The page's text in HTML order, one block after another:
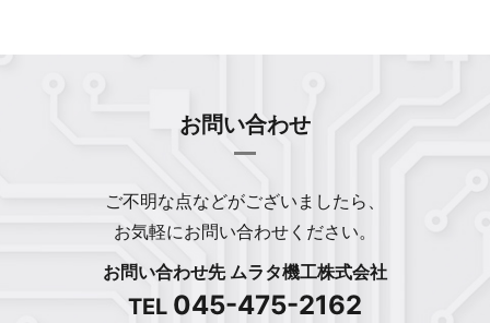
お問い合わせ
ご不明な点などがございましたら、
お気軽にお問い合わせください。
お問い合わせ先 ムラタ機工株式会社
TEL 045-475-2162